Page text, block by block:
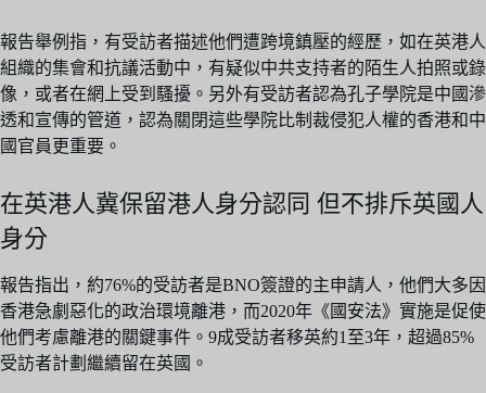
報告舉例指，有受訪者描述他們遭跨境鎮壓的經歷，如在英港人
組織的集會和抗議活動中，有疑似中共支持者的陌生人拍照或錄
像，或者在網上受到騷擾。另外有受訪者認為孔子學院是中國滲
透和宣傳的管道，認為關閉這些學院比制裁侵犯人權的香港和中
國官員更重要。
在英港人冀保留港人身分認同 但不排斥英國人
身分
報告指出，約76%的受訪者是BNO簽證的主申請人，他們大多因
香港急劇惡化的政治環境離港，而2020年《國安法》實施是促使
他們考慮離港的關鍵事件。9成受訪者移英約1至3年，超過85%
受訪者計劃繼續留在英國。